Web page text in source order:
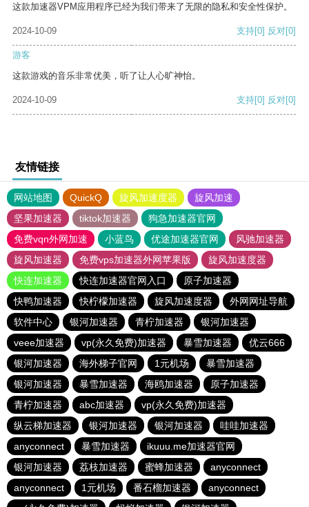
这款加速器VPM应用程序已经为我们带来了无限的隐私和安全性保护。
2024-10-09 支持[0] 反对[0]
游客
这款游戏的音乐非常优美，听了让人心旷神怡。
2024-10-09 支持[0] 反对[0]
友情链接
网站地图 QuickQ 旋风加速度器
旋风加速
坚果加速器
tiktok加速器
狗急加速器官网
免费vqn外网加速
小蓝鸟 优途加速器官网
风驰加速器
旋风加速器
免费vps加速器外网苹果版
旋风加速度器
快连加速器
快连加速器官网入口
原子加速器
快鸭加速器
快柠檬加速器 旋风加速度器
外网网址导航
软件中心
银河加速器 青柠加速器
银河加速器
veee加速器
vp(永久免费)加速器 暴雪加速器
优云666
银河加速器
海外梯子官网 1元机场
暴雪加速器
银河加速器
暴雪加速器 海鸥加速器
原子加速器
青柠加速器
abc加速器
vp(永久免费)加速器
纵云梯加速器
银河加速器 银河加速器
哇哇加速器
anyconnect
暴雪加速器
ikuuu.me加速器官网
银河加速器
荔枝加速器 蜜蜂加速器
anyconnect
anyconnect
1元机场 番石榴加速器
anyconnect